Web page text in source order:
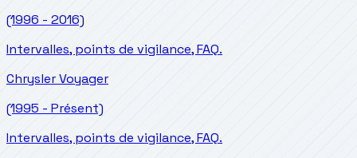
(1996 - 2016)
Intervalles, points de vigilance, FAQ.
ChryslerVoyager
(1995 - Présent)
Intervalles, points de vigilance, FAQ.